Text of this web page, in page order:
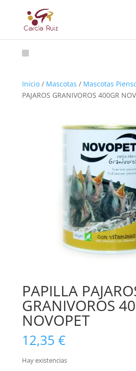
Inicio/ Mascotas / Mascotas
PAJAROS GRANIVOROS 400GR
PAPILLA
GRANIVOROS
NOVOPET
12,35 €
Hay existencias